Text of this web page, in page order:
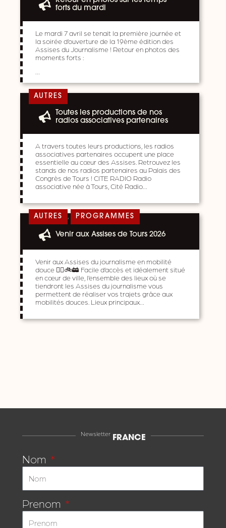
forts du mardi
Le mardi 7 avril se tenait la première journée et
la soirée d’ouverture de la 19ème édition des
Assises du Journalisme ! Retour en photos des
moments forts :
AUTRES
Toutes les productions de nos
radios associatives partenaires
A travers toutes leurs productions, les radios
associatives partenaires occupent une place
essentielle au cœur des Assises. Retrouvez les
stands de nos radios partenaires au Palais des
Congrès de Tours ! CITE RADIO Radio
associative née à Tours, Cité Radio…
AUTRES , PROGRAMMES
Venir aux Assises de Tours 2026
Venir aux Assises du journalisme en mobilité
douce 🚶‍♀️🚲🚋 Facile d’accès et idéalement situé
en cœur de ville, l’ensemble des lieux où se
tiendront les Assises du journalisme vous
permettent de réaliser vos trajets grâce aux
mobilités douces. Lieux principaux…
Newsletter
FRANCE
Nom
Prenom